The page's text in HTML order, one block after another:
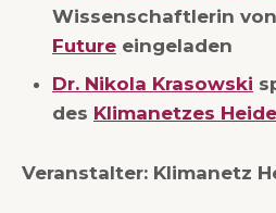
Wissenschaftlerin von
Future eingeladen
Dr. Nikola Krasowski
des Klimanetzes
Veranstalter: Klimanetz